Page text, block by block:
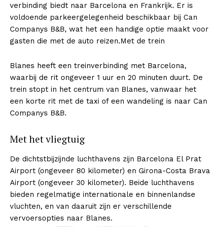
verbinding biedt naar Barcelona en Frankrijk. Er is
voldoende parkeergelegenheid beschikbaar bij Can
Companys B&B, wat het een handige optie maakt voor
gasten die met de auto reizen.Met de trein
Blanes heeft een treinverbinding met Barcelona,
waarbij de rit ongeveer 1 uur en 20 minuten duurt. De
trein stopt in het centrum van Blanes, vanwaar het
een korte rit met de taxi of een wandeling is naar Can
Companys B&B.
Met het vliegtuig
De dichtstbijzijnde luchthavens zijn Barcelona El Prat
Airport (ongeveer 80 kilometer) en Girona-Costa Brava
Airport (ongeveer 30 kilometer). Beide luchthavens
bieden regelmatige internationale en binnenlandse
vluchten, en van daaruit zijn er verschillende
vervoersopties naar Blanes.